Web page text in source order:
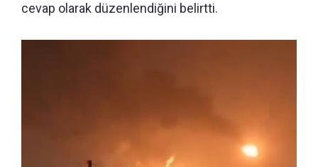
cevap olarak düzenlendiğini belirtti.